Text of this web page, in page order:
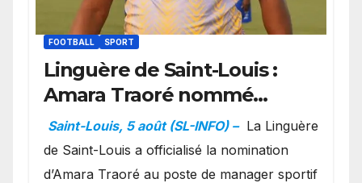
FOOTBALL SPORT
Linguère de Saint-Louis :
Amara Traoré nommé
manager sportif et
entraîneur de l’équipe
Saint-Louis, 5 août (SL-INFO) – La Linguère
de Saint-Louis a officialisé la nomination
d’Amara Traoré au poste de manager sportif